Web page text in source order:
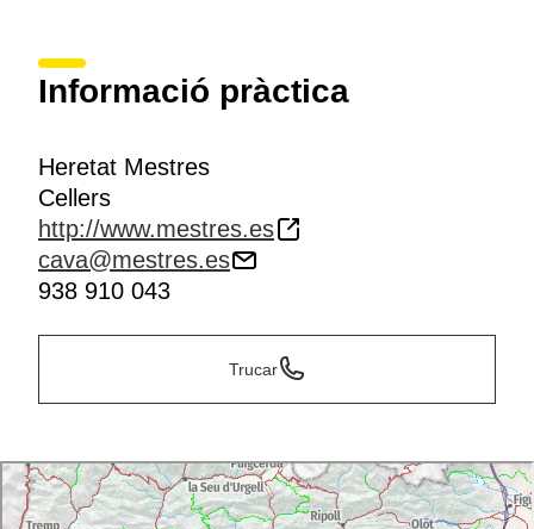
Informació pràctica
Heretat Mestres
Cellers
http://www.mestres.es
cava@mestres.es
938 910 043
Trucar